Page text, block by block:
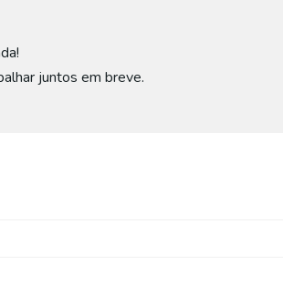
juntos em breve.